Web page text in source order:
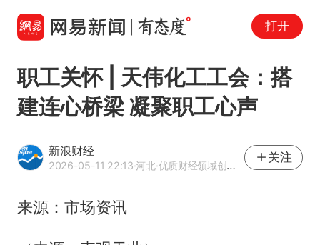
打开
职工关怀 | 天伟化工工会：搭
建连心桥梁 凝聚职工心声
新浪财经
2026-05-11 22:13·河北·优质财经领域创作者
关注
来源：市场资讯